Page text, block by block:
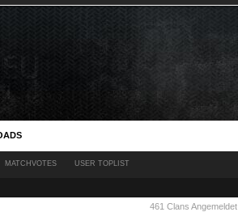
MATCHVOTES USER TOPLIST
461 Clans Angemeldet